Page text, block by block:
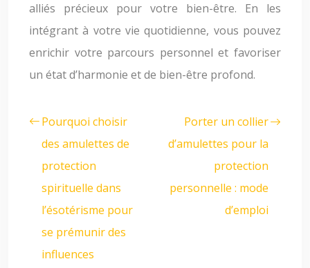
alliés précieux pour votre bien-être. En les
intégrant à votre vie quotidienne, vous pouvez
enrichir votre parcours personnel et favoriser
un état d’harmonie et de bien-être profond.
Pourquoi choisir
des amulettes de
protection
spirituelle dans
l’ésotérisme pour
se prémunir des
influences
Porter un collier
d’amulettes pour la
protection
personnelle : mode
d’emploi